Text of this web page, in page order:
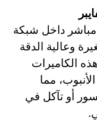
داخل شبكة
وعالية الدقة
الكاميرات
مما
أو تآكل في